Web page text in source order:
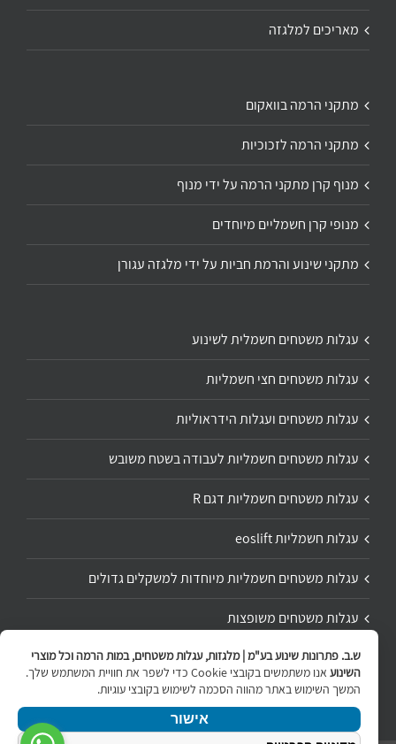
מאריכים למלגזה
מתקני הרמה בוואקום
מתקני הרמה לזכוכיות
מנוף קרן מתקני הרמה על ידי מנוף
מנופי קרן חשמליים מיוחדים
מתקני שינוע והרמת חביות על ידי מלגזה עגורן
עגלות משטחים חשמלית לשינוע
עגלות משטחים חצי חשמליות
עגלות משטחים ועגלות הידראוליות
עגלות משטחים חשמליות לעבודה בשטח משובש
עגלות משטחים חשמליות דגם R
עגלות חשמליות eoslift
עגלות משטחים חשמליות מיוחדות למשקלים גדולים
עגלות משטחים משופצות
תיקון ושיפוץ עגלת משטחים
ש.ב. פתרונות שינוע בע"מ | מלגזות, עגלות משטחים, במות הרמה וכל מוצרי
השינוע
אנו משתמשים בקובצי Cookie כדי לשפר את חוויית המשתמש שלך.
המשך השימוש באתר מהווה הסכמה לשימוש בקובצי עוגיות.
אישור